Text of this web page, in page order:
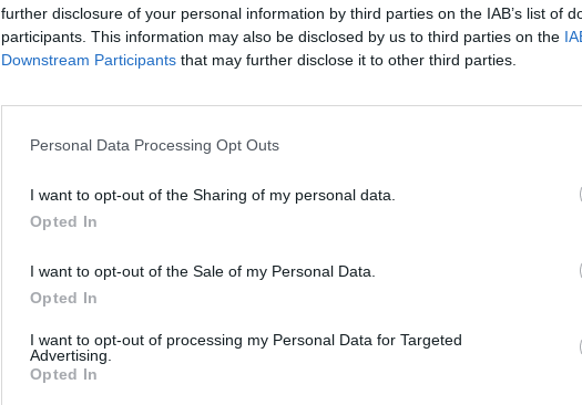
further disclosure of your personal information by third parties on the IAB’s list of
participants. This information may also be disclosed by us to third parties on the
Downstream Participants that may further disclose it to other third parties.
Personal Data Processing Opt Outs
I want to opt-out of the Sharing of my personal data.
Opted In
I want to opt-out of the Sale of my Personal Data.
Opted In
I want to opt-out of processing my Personal Data for Targeted
Advertising.
Opted In
γκρινιάρηδες για τη Eurovision, είχα
ακούσει & εγώ σχόλια για το φόρεμα»
Κόλαφος ο Τσαλίκης: «Να βρει η ΕΡΤ